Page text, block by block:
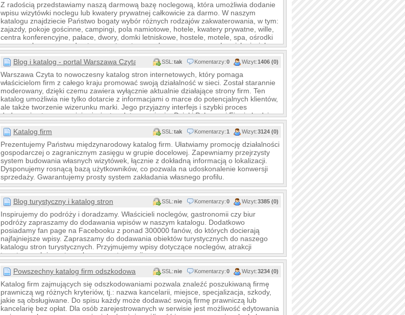
Z radością przedstawiamy naszą darmową bazę noclegową, która umożliwia dodanie
wpisu wizytówki noclegu lub kwatery prywatnej całkowicie za darmo. W naszym
katalogu znajdziecie Państwo bogaty wybór różnych rodzajów zakwaterowania, w tym:
zajazdy, pokoje gościnne, campingi, pola namiotowe, hotele, kwatery prywatne, wille,
centra konferencyjne, pałace, dwory, domki letniskowe, hostele, motele, spa, ośrodki
wypoczynkowe, gospodarstwa agroturystyczne, domy wczasowe, schroniska i wiele
więcej. Zapraszamy
Blog i katalog - portal Warszawa Czyta SSL:tak Komentarzy:0 Wizyt:1406 (0)
Warszawa Czyta to nowoczesny katalog stron internetowych, który pomaga
właścicielom firm z całego kraju promować swoją działalność w sieci. Został starannie
moderowany, dzięki czemu zawiera wyłącznie aktualnie działające strony firm. Ten
katalog umożliwia nie tylko dotarcie z informacjami o marce do potencjalnych klientów,
ale także tworzenie wizerunku marki. Jego przyjazny interfejs i szybki proces
dodawania stron sprawiają, że jest on łatwy w użyciu. Dzięki Polecanej Firmie będziesz
widoczny w internecie.
Katalog firm SSL:tak Komentarzy:1 Wizyt:3124 (0)
Prezentujemy Państwu międzynarodowy katalog firm. Ułatwiamy promocję działalności
gospodarczej o zagranicznym zasięgu w grupie docelowej. Zapewniamy przejrzysty
system budowania własnych wizytówek, łącznie z dokładną informacją o lokalizacji.
Dysponujemy rosnącą bazą użytkowników, co pozwala na udoskonalenie konwersji
sprzedaży. Gwarantujemy prosty system zakładania własnego profilu.
Blog turystyczny i katalog stron SSL:nie Komentarzy:0 Wizyt:3385 (0)
Inspirujemy do podróży i doradzamy. Właścicieli noclegów, gastronomii czy biur
podróży zapraszamy do dodawania wpisów w naszym katalogu. Dodatkowo
posiadamy fan page na Facebooku z ponad 300000 fanów, do których docierają
najfajniejsze wpisy. Zapraszamy do dodawania obiektów turystycznych do naszego
katalogu stron turystycznych. Przyjmujemy wpisy dotyczące noclegów, atrakcji
turystycznych i sportowych oraz gastronomii.
Powszechny katalog firm odszkodowawczych SSL:nie Komentarzy:0 Wizyt:3234 (0)
Katalog firm zajmujących się odszkodowaniami pozwala znaleźć poszukiwaną firmę
prawniczą wg różnych kryteriów, tj.: nazwa kancelarii, miejsce, specjalizacja, szkody,
jakie są obsługiwane. Do spisu każdy może dodawać swoją firmę prawniczą lub
kancelarię bez opłat. Dla osób zarejestrowanych w serwisie jest możliwość edytowania